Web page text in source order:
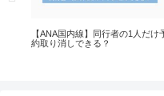
【ANA国内線】同行者の1人だけ
約取り消しできる？